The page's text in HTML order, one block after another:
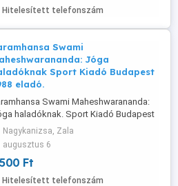
Hitelesített telefonszám
Swami
Jóga
Sport Kiadó Budapest
eladó.
Swami Maheshwarananda:
haladóknak. Sport Kiadó Budapest
jó állapotban eladó! Ár: 1500 Ft
Nagykanizsán, postázni tudom.
a 30/427-7142-s telefonon.
Nagykanizsa, Zala
augusztus 6
Ft
Hitelesített telefonszám